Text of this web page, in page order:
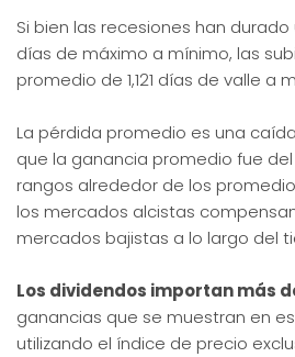
Si bien las recesiones han
días de máximo a mínimo, las
promedio de 1,121 días de valle a
La pérdida promedio es una
que la ganancia promedio fue del
rangos alrededor de los
los mercados alcistas
mercados bajistas a lo largo del
Los dividendos importan más
ganancias que se muestran en
utilizando el índice de precio